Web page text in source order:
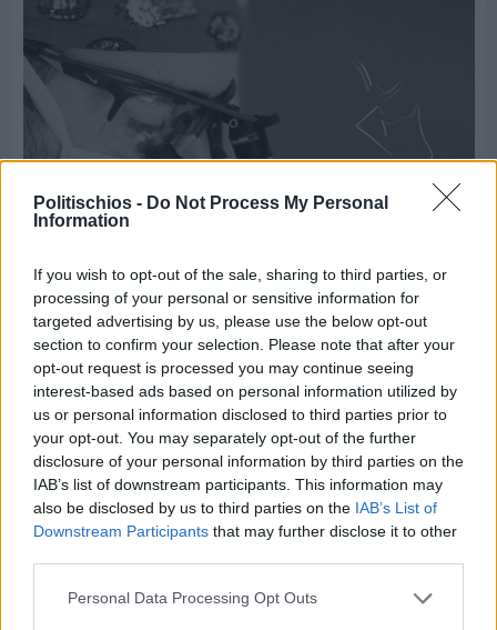
Politischios - Do Not Process My Personal
Information
If you wish to opt-out of the sale, sharing to third parties, or
processing of your personal or sensitive information for
targeted advertising by us, please use the below opt-out
section to confirm your selection. Please note that after your
opt-out request is processed you may continue seeing
interest-based ads based on personal information utilized by
us or personal information disclosed to third parties prior to
your opt-out. You may separately opt-out of the further
disclosure of your personal information by third parties on the
IAB’s list of downstream participants. This information may
also be disclosed by us to third parties on the IAB’s List of
Downstream Participants that may further disclose it to other
Personal Data Processing Opt Outs
Πριν 4 ημέρες
Παναγιώτης Μυλωθρίδης: Η πλαστική
χειρουργική με επίκεντρο τον άνθρωπο